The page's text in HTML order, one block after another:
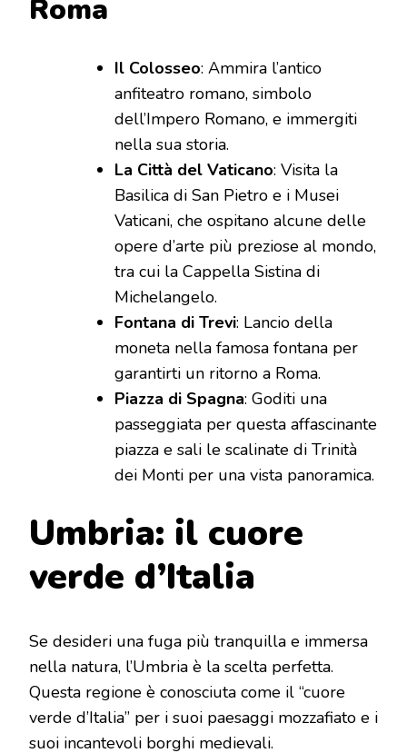
Roma
Il Colosseo: Ammira l’antico
anfiteatro romano, simbolo
dell’Impero Romano, e immergiti
nella sua storia.
La Città del Vaticano: Visita la
Basilica di San Pietro e i Musei
Vaticani, che ospitano alcune delle
opere d’arte più preziose al mondo,
tra cui la Cappella Sistina di
Michelangelo.
Fontana di Trevi: Lancio della
moneta nella famosa fontana per
garantirti un ritorno a Roma.
Piazza di Spagna: Goditi una
passeggiata per questa affascinante
piazza e sali le scalinate di Trinità
dei Monti per una vista panoramica.
Umbria: il cuore
verde d’Italia
Se desideri una fuga più tranquilla e immersa
nella natura, l’Umbria è la scelta perfetta.
Questa regione è conosciuta come il “cuore
verde d’Italia” per i suoi paesaggi mozzafiato e i
suoi incantevoli borghi medievali.